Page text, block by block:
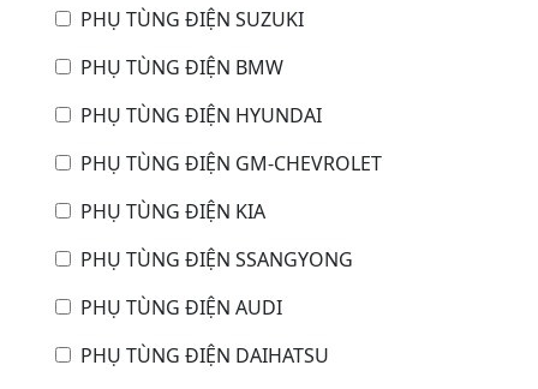
PHỤ TÙNG ĐIỆN SUZUKI
PHỤ TÙNG ĐIỆN BMW
PHỤ TÙNG ĐIỆN HYUNDAI
PHỤ TÙNG ĐIỆN GM-CHEVROLET
PHỤ TÙNG ĐIỆN KIA
PHỤ TÙNG ĐIỆN SSANGYONG
PHỤ TÙNG ĐIỆN AUDI
PHỤ TÙNG ĐIỆN DAIHATSU